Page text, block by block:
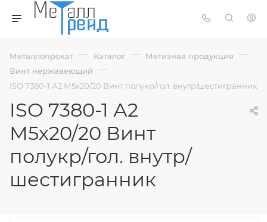
Металлопрокат — Каталог — Метизная продукция —
Винт нержавеющий —
ISO 7380-1 А2 М5х20/20 Винт полукр/гол. внутр/шестигранник
ISO 7380-1 А2
М5х20/20 Винт
полукр/гол. внутр/
шестигранник